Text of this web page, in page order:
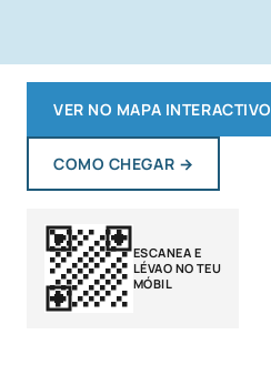
VER NO MAPA INTERACTIVO
COMO CHEGAR →
ESCANEA E
LÉVAO NO TEU
MÓBIL